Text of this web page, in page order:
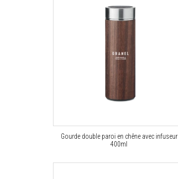
Gourde double paroi en chêne avec infuseur
400ml